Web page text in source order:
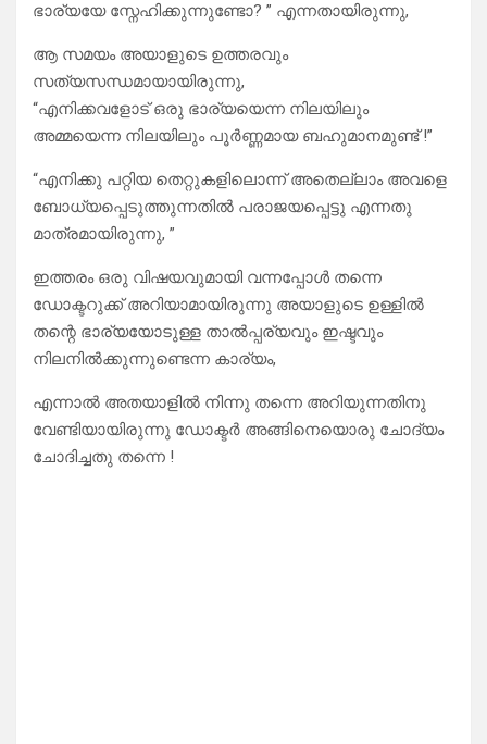
ഭാര്യയേ സ്നേഹിക്കുന്നുണ്ടോ? ” എന്നതായിരുന്നു,
ആ സമയം അയാളുടെ ഉത്തരവും
സത്യസന്ധമായായിരുന്നു,
“എനിക്കവളോട് ഒരു ഭാര്യയെന്ന നിലയിലും
അമ്മയെന്ന നിലയിലും പൂർണ്ണമായ ബഹുമാനമുണ്ട് !”
“എനിക്കു പറ്റിയ തെറ്റുകളിലൊന്ന് അതെല്ലാം അവളെ
ബോധ്യപ്പെടുത്തുന്നതിൽ പരാജയപ്പെട്ടു എന്നതു
മാത്രമായിരുന്നു, ”
ഇത്തരം ഒരു വിഷയവുമായി വന്നപ്പോൾ തന്നെ
ഡോക്ടറുക്ക് അറിയാമായിരുന്നു അയാളുടെ ഉള്ളിൽ
തന്റെ ഭാര്യയോടുള്ള താൽപ്പര്യവും ഇഷ്ടവും
നിലനിൽക്കുന്നുണ്ടെന്ന കാര്യം,
എന്നാൽ അതയാളിൽ നിന്നു തന്നെ അറിയുന്നതിനു
വേണ്ടിയായിരുന്നു ഡോക്ടർ അങ്ങിനെയൊരു ചോദ്യം
ചോദിച്ചതു തന്നെ !